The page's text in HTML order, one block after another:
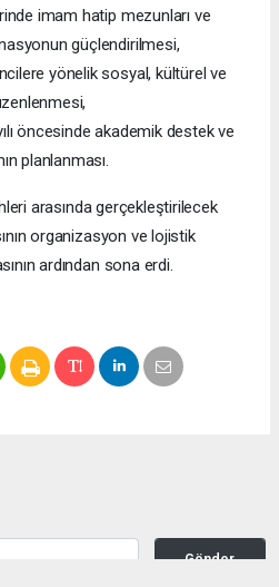
imam hatip mezunları ve
güçlendirilmesi,
yönelik sosyal, kültürel ve
öncesinde akademik destek ve
planlanması.
arasında gerçekleştirilecek
organizasyon ve lojistik
ardından sona erdi.
Gönder